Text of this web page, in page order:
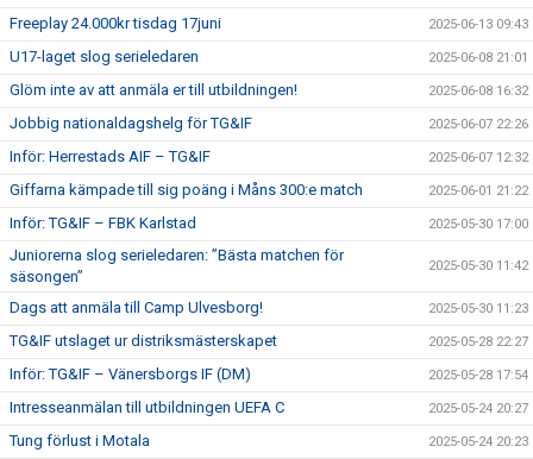
Freeplay 24.000kr tisdag 17juni 2025-06-13 09:43
U17-laget slog serieledaren 2025-06-08 21:01
Glöm inte av att anmäla er till utbildningen! 2025-06-08 16:32
Jobbig nationaldagshelg för TG&IF 2025-06-07 22:26
Inför: Herrestads AIF – TG&IF 2025-06-07 12:32
Giffarna kämpade till sig poäng i Måns 300:e match 2025-06-01 21:22
Inför: TG&IF – FBK Karlstad 2025-05-30 17:00
Juniorerna slog serieledaren: ”Bästa matchen för
säsongen”
2025-05-30 11:42
Dags att anmäla till Camp Ulvesborg! 2025-05-30 11:23
TG&IF utslaget ur distriksmästerskapet 2025-05-28 22:27
Inför: TG&IF – Vänersborgs IF (DM) 2025-05-28 17:54
Intresseanmälan till utbildningen UEFA C 2025-05-24 20:27
Tung förlust i Motala 2025-05-24 20:23